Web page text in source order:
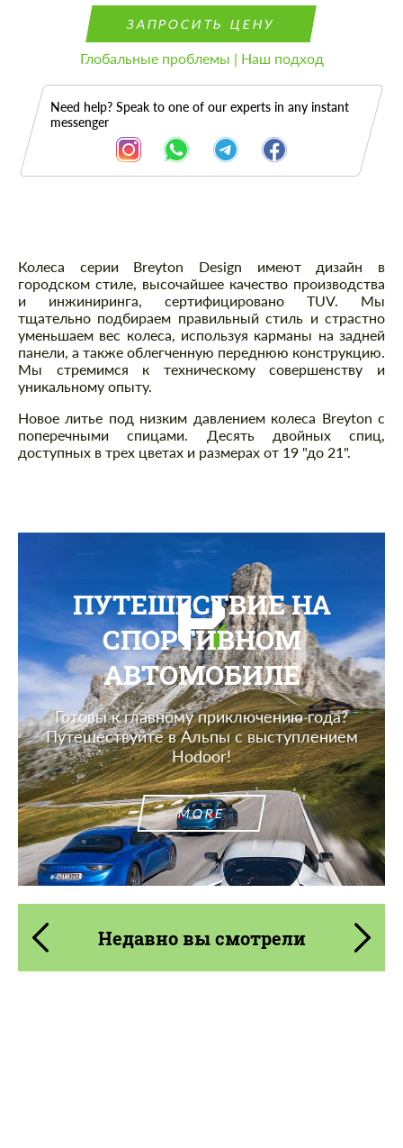
ЗАПРОСИТЬ ЦЕНУ
Глобальные проблемы | Наш подход
Need help? Speak to one of our experts in any instant
messenger
Описание
Колеса серии Breyton Design имеют дизайн в
городском стиле, высочайшее качество производства
и инжиниринга, сертифицировано TUV. Мы
тщательно подбираем правильный стиль и страстно
уменьшаем вес колеса, используя карманы на задней
панели, а также облегченную переднюю конструкцию.
Мы стремимся к техническому совершенству и
уникальному опыту.
Новое литье под низким давлением колеса Breyton с
поперечными спицами. Десять двойных спиц,
доступных в трех цветах и размерах от 19 "до 21".
ПУТЕШЕСТВИЕ НА
СПОРТИВНОМ
АВТОМОБИЛЕ
Готовы к главному приключению года?
Путешествуйте в Альпы с выступлением
Hodoor!
MORE
Недавно вы смотрели